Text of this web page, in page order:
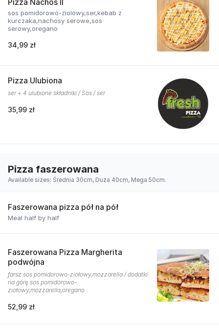
Pizza Nachos II
sos pomidorowo-ziolowy,ser,kebab z
kurczaka,nachosy serowe,sos
serowy,oregano
34,99 zł
Pizza Ulubiona
ser + 4 ulubione składniki / Sos / ser
35,99 zł
Pizza faszerowana
Available sizes: Średnia 30cm, Duża 40cm, Mega 50cm.
Faszerowana pizza pół na pół
Meal half by half
Faszerowana Pizza Margherita
podwójna
farsz:sos pomidorowo-ziołowy,mozzarella / dodatki
na górę:sos pomidorowo-
ziołowy,mozzarella,oregano
52,99 zł